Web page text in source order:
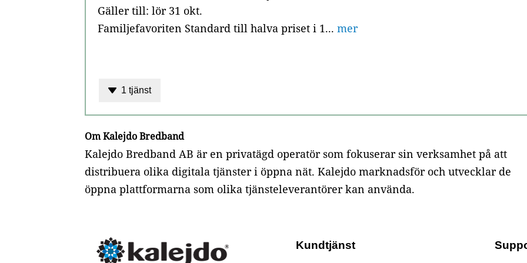
Gäller till: lör 31 okt.
Familjefavoriten Standard till halva priset i 1...mer
1 tjänst
Om Kalejdo Bredband
Kalejdo Bredband AB är en privatägd operatör som fokuserar sin verksamhet på att
distribuera olika digitala tjänster i öppna nät. Kalejdo marknadsför och utvecklar de
öppna plattformarna som olika tjänsteleverantörer kan använda.
Kundtjänst